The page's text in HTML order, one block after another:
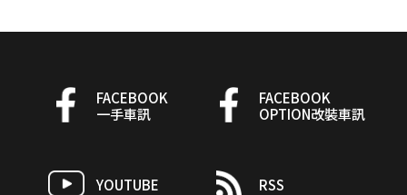
FACEBOOK
一手車訊
FACEBOOK
OPTION改裝車訊
YOUTUBE RSS